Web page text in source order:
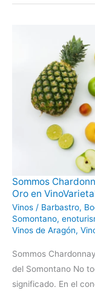
Sommos
Oro en
Vinos / Barbastro,
Somontano,
Vinos de Aragón,
Sommos
del Somontano No
significado. En el
Sommos
Chardonnay
2025
logra
la
Gran
Medalla
de
VinoVarietal
Verema